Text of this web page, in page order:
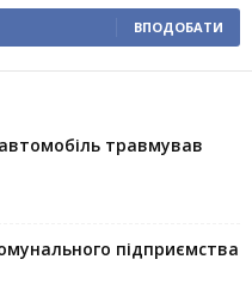
ВПОДОБАТИ
травмував
підприємства